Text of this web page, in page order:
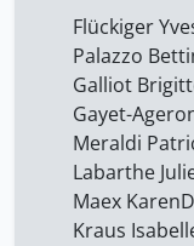
Flückiger
Palazzo
Galliot
Gayet-
Meraldi
Labarthe
Maex Karen
Kraus